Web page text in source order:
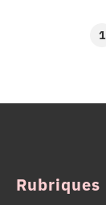
1
Rubriques